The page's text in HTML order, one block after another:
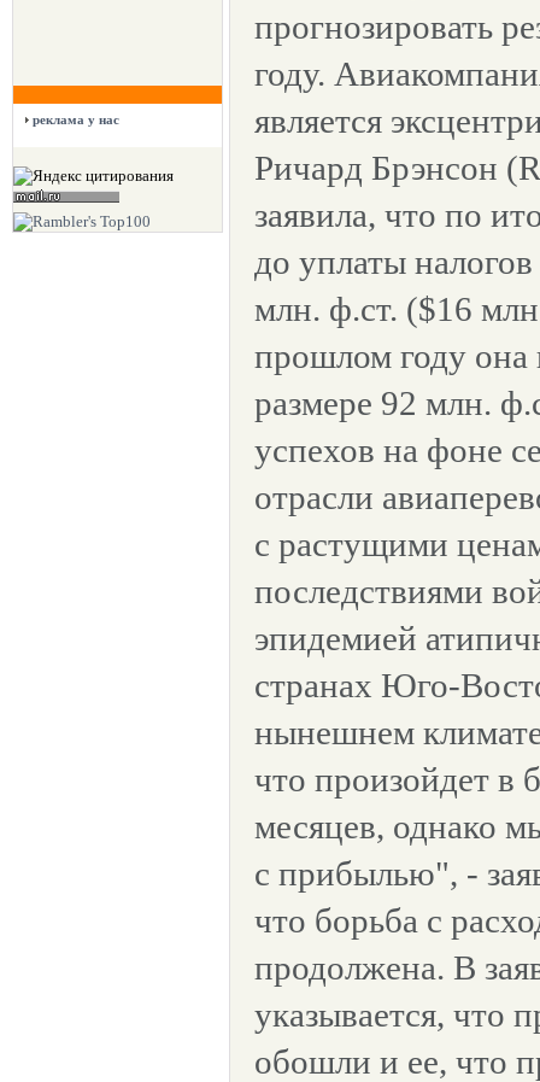
реклама у нас
прогнозировать
году.
является
Ричард Брэнсон
заявила, что по
до уплаты
млн. ф.ст. ($16
прошлом году она
размере 92 млн.
успехов на фоне
отрасли
с растущими
последствиями
эпидемией
странах Юго-
нынешнем
что произойдет в
месяцев, однако
с прибылью", -
что борьба с
продолжена. В
указывается, что
обошли и ее, что